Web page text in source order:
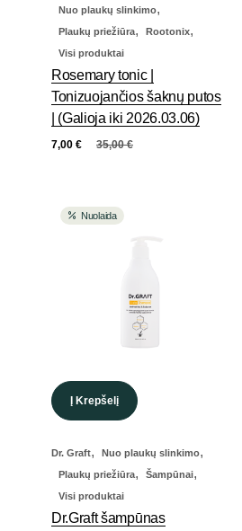
Nuo plaukų slinkimo,
Plaukų priežiūra, Rootonix,
Visi produktai
Rosemary tonic |
Tonizuojančios šaknų putos
| (Galioja iki 2026.03.06)
35,00€
7,00 €
Nuolaida
Į Krepšelį
Dr. Graft, Nuo plaukų slinkimo,
Plaukų priežiūra, Šampūnai,
Visi produktai
Dr.Graft šampūnas